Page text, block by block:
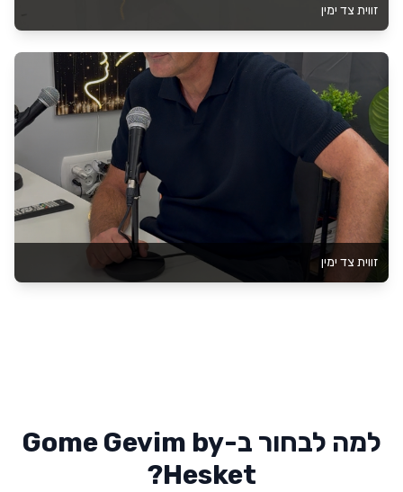
זווית צד ימין
זווית צד ימין
למה לבחור ב-Gome Gevim by
Hesket
?